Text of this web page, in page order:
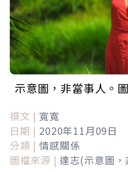
示意圖，非當事人。
撰文 | 寬寬
日期 | 2020年11月09日
分類 | 情感關係
圖檔來源 | 達志(示意圖，